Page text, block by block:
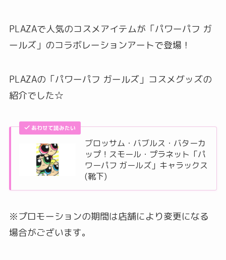
PLAZAで人気のコスメアイテムが「パワーパフ ガ
ールズ」のコラボレーションアートで登場！
PLAZAの「パワーパフ ガールズ」コスメグッズの
紹介でした☆
あわせて読みたい
ブロッサム・バブルス・バターカ
ップ！スモール・プラネット「パ
ワーパフ ガールズ」キャラックス
(靴下)
※プロモーションの期間は店舗により変更になる
場合がございます。